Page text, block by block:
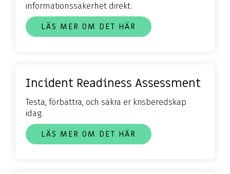
informationssäkerhet direkt.
LÄS MER OM DET HÄR
Incident Readiness Assessment
Testa, förbättra, och säkra er krisberedskap
idag.
LÄS MER OM DET HÄR